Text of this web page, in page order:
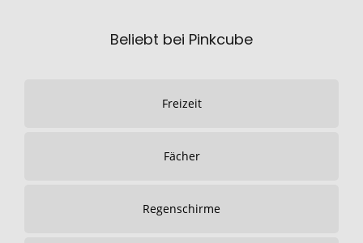
Beliebt bei Pinkcube
Freizeit
Fächer
Regenschirme